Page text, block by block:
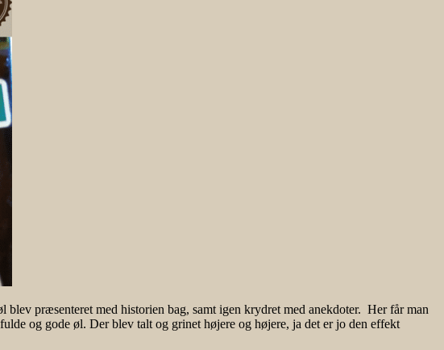
præsenteret med historien bag, samt igen krydret med anekdoter. Her får man
og gode øl. Der blev talt og grinet højere og højere, ja det er jo den effekt